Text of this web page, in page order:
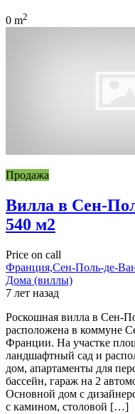
0 m2
Продажа
Вилла в Сен-
540 м2
Price on call
Франция,Сен-Поль-де-
Дома (виллы)
7 лет назад
Роскошная вилла в Сен-
расположена в коммуне
Франции. На участке
ландшафтный сад и
дом, апартаменты для
бассейн, гараж на 2
Основной дом с
с камином, столовой […]